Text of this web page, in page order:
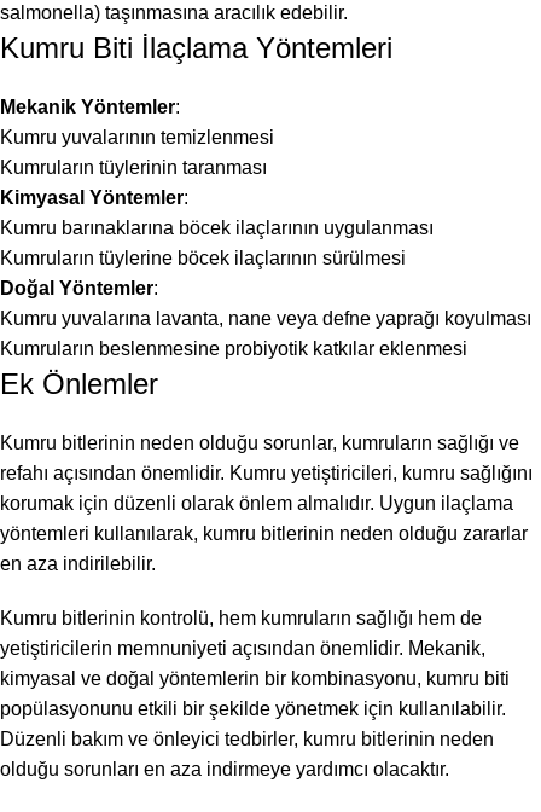
salmonella) taşınmasına aracılık edebilir.
Kumru Biti İlaçlama Yöntemleri
Mekanik Yöntemler:
Kumru yuvalarının temizlenmesi
Kumruların tüylerinin taranması
Kimyasal Yöntemler:
Kumru barınaklarına böcek ilaçlarının uygulanması
Kumruların tüylerine böcek ilaçlarının sürülmesi
Doğal Yöntemler:
Kumru yuvalarına lavanta, nane veya defne yaprağı koyulması
Kumruların beslenmesine probiyotik katkılar eklenmesi
Ek Önlemler
Kumru bitlerinin neden olduğu sorunlar, kumruların sağlığı ve
refahı açısından önemlidir. Kumru yetiştiricileri, kumru sağlığını
korumak için düzenli olarak önlem almalıdır. Uygun ilaçlama
yöntemleri kullanılarak, kumru bitlerinin neden olduğu zararlar
en aza indirilebilir.
Kumru bitlerinin kontrolü, hem kumruların sağlığı hem de
yetiştiricilerin memnuniyeti açısından önemlidir. Mekanik,
kimyasal ve doğal yöntemlerin bir kombinasyonu, kumru biti
popülasyonunu etkili bir şekilde yönetmek için kullanılabilir.
Düzenli bakım ve önleyici tedbirler, kumru bitlerinin neden
olduğu sorunları en aza indirmeye yardımcı olacaktır.